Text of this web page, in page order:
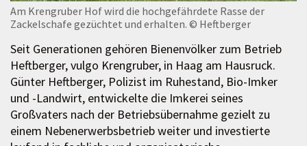
Am Krengruber Hof wird die hochgefährdete Rasse der
Zackelschafe gezüchtet und erhalten. © Heftberger
Seit Generationen gehören Bienenvölker zum Betrieb
Heftberger, vulgo Krengruber, in Haag am Hausruck.
Günter Heftberger, Polizist im Ruhestand, Bio-Imker
und -Landwirt, entwickelte die Imkerei seines
Großvaters nach der Betriebsübernahme gezielt zu
einem Nebenerwerbsbetrieb weiter und investierte